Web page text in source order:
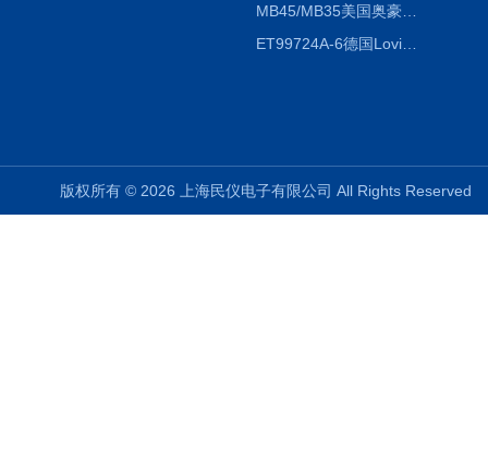
MB45/MB35美国奥豪斯OHAUS MB45/MB35卤素红外水分测定仪
ET99724A-6德国Lovibond ET99724A-6微电脑BOD测定仪
版权所有 © 2026 上海民仪电子有限公司 All Rights